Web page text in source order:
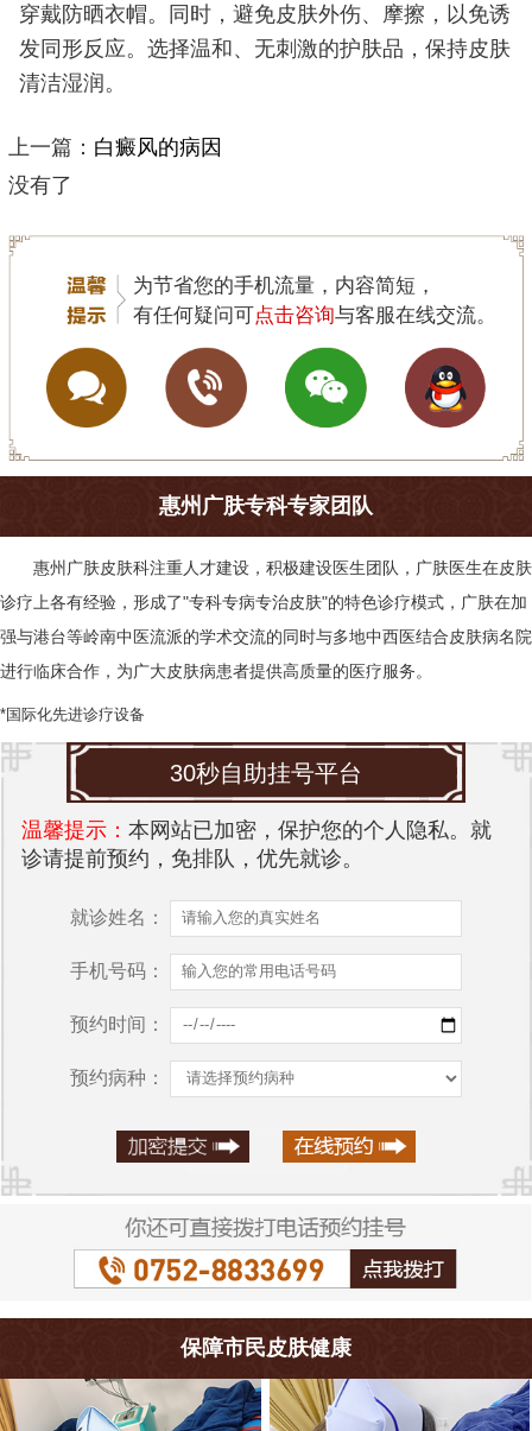
穿戴防晒衣帽。同时，避免皮肤外伤、摩擦，以免诱
发同形反应。选择温和、无刺激的护肤品，保持皮肤
清洁湿润。
上一篇： 白癜风的病因
没有了
为节省您的手机流量，内容简短，
有任何疑问可点击咨询与客服在线交流。
惠州广肤专科专家团队
惠州广肤皮肤科注重人才建设，积极建设医生团队，广肤医生在皮肤
诊疗上各有经验，形成了"专科专病专治皮肤"的特色诊疗模式，广肤在加
强与港台等岭南中医流派的学术交流的同时与多地中西医结合皮肤病名院
进行临床合作，为广大皮肤病患者提供高质量的医疗服务。
*国际化先进诊疗设备
30秒自助挂号平台
温馨提示： 本网站已加密，保护您的个人隐私。就
诊请提前预约，免排队，优先就诊。
就诊姓名：
手机号码：
预约时间：
预约病种：
保障市民皮肤健康